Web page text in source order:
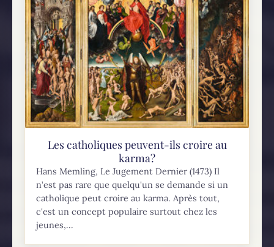
Les catholiques peuvent-ils croire au
karma?
Hans Memling, Le Jugement Dernier (1473) Il
n’est pas rare que quelqu'un se demande si un
catholique peut croire au karma. Après tout,
c'est un concept populaire surtout chez les
jeunes,...